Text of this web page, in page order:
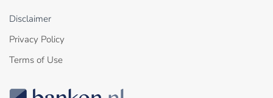
Disclaimer
Privacy Policy
Terms of Use